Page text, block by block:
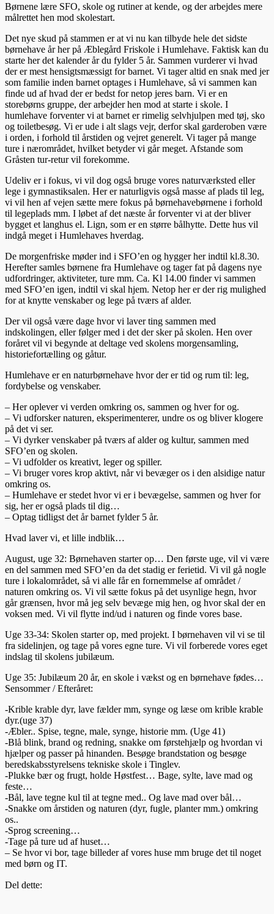
Børnene lære SFO, skole og rutiner at kende, og der arbejdes mere
målrettet hen mod skolestart.
Det nye skud på stammen er at vi nu kan tilbyde hele det sidste
børnehave år her på Æblegård Friskole i Humlehave. Faktisk kan du
starte her det kalender år du fylder 5 år. Sammen vurderer vi hvad
der er mest hensigtsmæssigt for barnet. Vi tager altid en snak med jer
som familie inden barnet optages i Humlehave, så vi sammen kan
finde ud af hvad der er bedst for netop jeres barn. Vi er en
storebørns gruppe, der arbejder hen mod at starte i skole. I
humlehave forventer vi at barnet er rimelig selvhjulpen med tøj, sko
og toiletbesøg. Vi er ude i alt slags vejr, derfor skal garderoben være
i orden, i forhold til årstiden og vejret generelt. Vi tager på mange
ture i nærområdet, hvilket betyder vi går meget. Afstande som
Gråsten tur-retur vil forekomme.
Udeliv er i fokus, vi vil dog også bruge vores naturværksted eller
lege i gymnastiksalen. Her er naturligvis også masse af plads til leg,
vi vil hen af vejen sætte mere fokus på børnehavebørnene i forhold
til legeplads mm. I løbet af det næste år forventer vi at der bliver
bygget et langhus el. Lign, som er en større bålhytte. Dette hus vil
indgå meget i Humlehaves hverdag.
De morgenfriske møder ind i SFO’en og hygger her indtil kl.8.30.
Herefter samles børnene fra Humlehave og tager fat på dagens nye
udfordringer, aktiviteter, ture mm. Ca. Kl 14.00 finder vi sammen
med SFO’en igen, indtil vi skal hjem. Netop her er der rig mulighed
for at knytte venskaber og lege på tværs af alder.
Der vil også være dage hvor vi laver ting sammen med
indskolingen, eller følger med i det der sker på skolen. Hen over
foråret vil vi begynde at deltage ved skolens morgensamling,
historiefortælling og gåtur.
Humlehave er en naturbørnehave hvor der er tid og rum til: leg,
fordybelse og venskaber.
– Her oplever vi verden omkring os, sammen og hver for og.
– Vi udforsker naturen, eksperimenterer, undre os og bliver klogere
på det vi ser.
– Vi dyrker venskaber på tværs af alder og kultur, sammen med
SFO’en og skolen.
– Vi udfolder os kreativt, leger og spiller.
– Vi bruger vores krop aktivt, når vi bevæger os i den alsidige natur
omkring os.
– Humlehave er stedet hvor vi er i bevægelse, sammen og hver for
sig, her er også plads til dig…
– Optag tidligst det år barnet fylder 5 år.
Hvad laver vi, et lille indblik…
August, uge 32: Børnehaven starter op… Den første uge, vil vi være
en del sammen med SFO’en da det stadig er ferietid. Vi vil gå nogle
ture i lokalområdet, så vi alle får en fornemmelse af området /
naturen omkring os. Vi vil sætte fokus på det usynlige hegn, hvor
går grænsen, hvor må jeg selv bevæge mig hen, og hvor skal der en
voksen med. Vi vil flytte ind/ud i naturen og finde vores base.
Uge 33-34: Skolen starter op, med projekt. I børnehaven vil vi se til
fra sidelinjen, og tage på vores egne ture. Vi vil forberede vores eget
indslag til skolens jubilæum.
Uge 35: Jubilæum 20 år, en skole i vækst og en børnehave fødes…
Sensommer / Efteråret:
-Krible krable dyr, lave fælder mm, synge og læse om krible krable
dyr.(uge 37)
-Æbler.. Spise, tegne, male, synge, historie mm. (Uge 41)
-Blå blink, brand og redning, snakke om førstehjælp og hvordan vi
hjælper og passer på hinanden. Besøge brandstation og besøge
beredskabsstyrelsens tekniske skole i Tinglev.
-Plukke bær og frugt, holde Høstfest… Bage, sylte, lave mad og
feste…
-Bål, lave tegne kul til at tegne med.. Og lave mad over bål…
-Snakke om årstiden og naturen (dyr, fugle, planter mm.) omkring
os..
-Sprog screening…
-Tage på ture ud af huset…
– Se hvor vi bor, tage billeder af vores huse mm bruge det til noget
med børn og IT.
Del dette: